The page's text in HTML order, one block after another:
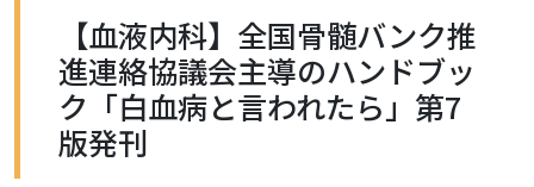
【血液内科】全国骨髄バンク推
進連絡協議会主導のハンドブッ
ク「白血病と言われたら」第7
版発刊